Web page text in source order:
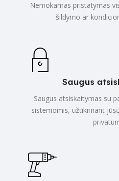
Nemokamas pristatymas
šildymo ar
Saugus
Saugus atsiskaitymas su
sistemomis, užtikrinant